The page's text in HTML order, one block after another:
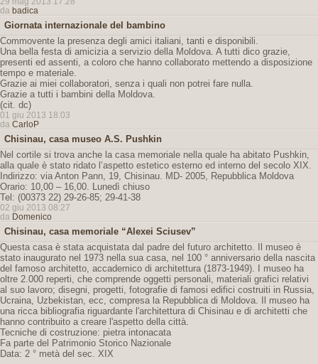
da badica
Giornata internazionale del bambino
Commovente la presenza degli amici italiani, tanti e disponibili.
Una bella festa di amicizia a servizio della Moldova. A tutti dico grazie,
presenti ed assenti, a coloro che hanno collaborato mettendo a disposizione
tempo e materiale.
Grazie ai miei collaboratori, senza i quali non potrei fare nulla.
Grazie a tutti i bambini della Moldova.
(cit. dc)
01 giu 2013 18:03
da CarloP
Chisinau, casa museo A.S. Pushkin
Nel cortile si trova anche la casa memoriale nella quale ha abitato Pushkin,
alla quale è stato ridato l’aspetto estetico esterno ed interno del secolo XIX.
Indirizzo: via Anton Pann, 19, Chisinau. MD- 2005, Repubblica Moldova
Orario: 10,00 – 16,00. Lunedì chiuso
Tel: (00373 22) 29-26-85; 29-41-38
02 giu 2013 08:27
da Domenico
Chisinau, casa memoriale “Alexei Sciusev”
Questa casa è stata acquistata dal padre del futuro architetto. Il museo è
stato inaugurato nel 1973 nella sua casa, nel 100 ° anniversario della nascita
del famoso architetto, accademico di architettura (1873-1949). I museo ha
oltre 2.000 reperti, che comprende oggetti personali, materiali grafici relativi
al suo lavoro; disegni, progetti, fotografie di famosi edifici costruiti in Russia,
Ucraina, Uzbekistan, ecc, compresa la Repubblica di Moldova. Il museo ha
una ricca bibliografia riguardante l'architettura di Chisinau e di architetti che
hanno contribuito a creare l'aspetto della città.
Tecniche di costruzione: pietra intonacata
Fa parte del Patrimonio Storico Nazionale
Data: 2 ° metà del sec. XIX